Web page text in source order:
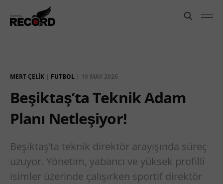
MERT ÇELIK | FUTBOL | 19 MAY 2026
Beşiktaş’ta Teknik Adam
Planı Netleşiyor!
Beşiktaş’ta teknik direktör arayışında süreç
uzuyor. Yönetim, yabancı ve yüksek profilli
isimler üzerinde çalışırken sportif direktör